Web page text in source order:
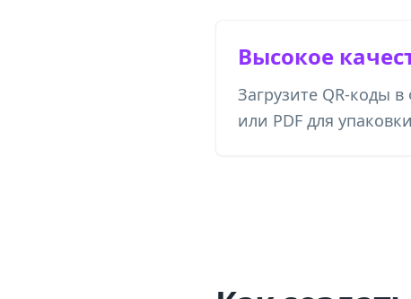
Высокое
Загрузите QR-коды в
или PDF для